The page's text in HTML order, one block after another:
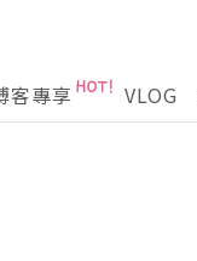
客專享 VLOG